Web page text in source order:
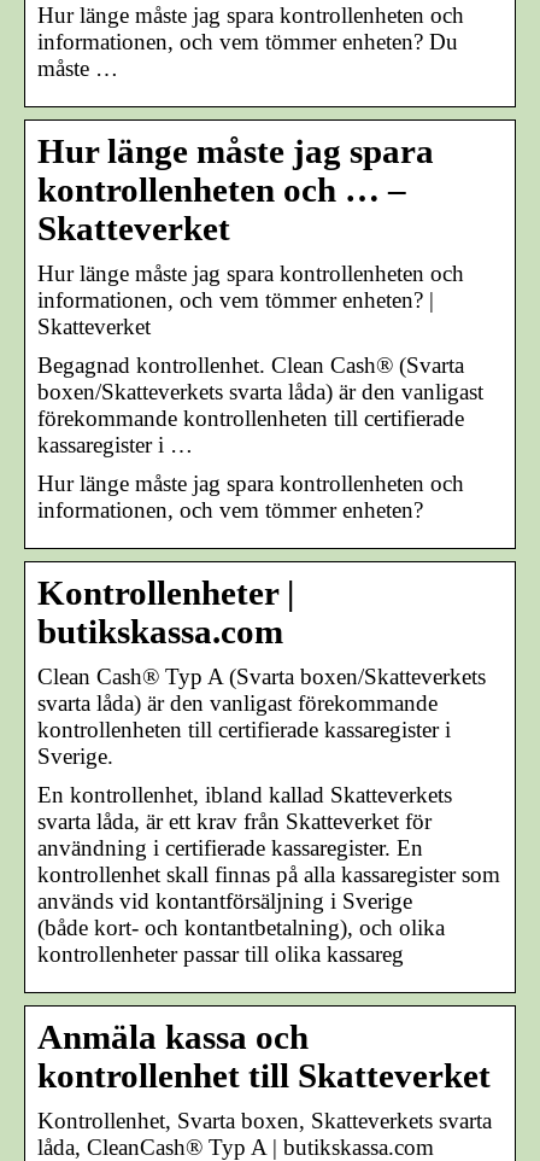
Hur länge måste jag spara kontrollenheten och
informationen, och vem tömmer enheten? Du
måste …
Hur länge måste jag spara
kontrollenheten och … –
Skatteverket
Hur länge måste jag spara kontrollenheten och
informationen, och vem tömmer enheten? |
Skatteverket
Begagnad kontrollenhet. Clean Cash® (Svarta
boxen/Skatteverkets svarta låda) är den vanligast
förekommande kontrollenheten till certifierade
kassaregister i …
Hur länge måste jag spara kontrollenheten och
informationen, och vem tömmer enheten?
Kontrollenheter |
butikskassa.com
Clean Cash® Typ A (Svarta boxen/Skatteverkets
svarta låda) är den vanligast förekommande
kontrollenheten till certifierade kassaregister i
Sverige.
En kontrollenhet, ibland kallad Skatteverkets
svarta låda, är ett krav från Skatteverket för
användning i certifierade kassaregister. En
kontrollenhet skall finnas på alla kassaregister som
används vid kontantförsäljning i Sverige
(både kort- och kontantbetalning), och olika
kontrollenheter passar till olika kassareg
Anmäla kassa och
kontrollenhet till Skatteverket
Kontrollenhet, Svarta boxen, Skatteverkets svarta
låda, CleanCash® Typ A | butikskassa.com